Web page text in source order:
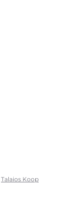
Talaios Koop